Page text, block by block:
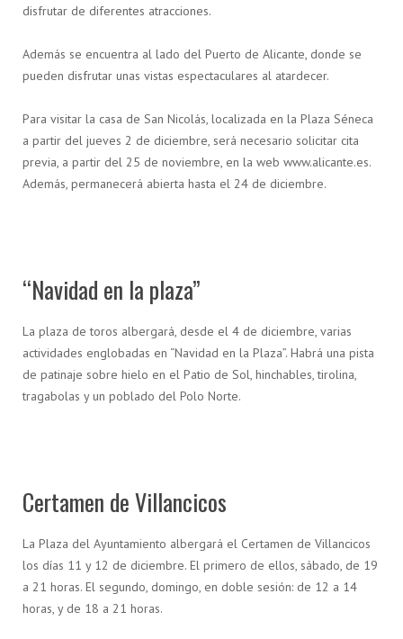
disfrutar de diferentes atracciones.
Además se encuentra al lado del Puerto de Alicante, donde se
pueden disfrutar unas vistas espectaculares al atardecer.
Para visitar la casa de San Nicolás, localizada en la Plaza Séneca
a partir del jueves 2 de diciembre, será necesario solicitar cita
previa, a partir del 25 de noviembre, en la web www.alicante.es.
Además, permanecerá abierta hasta el 24 de diciembre.
“Navidad en la plaza”
La plaza de toros albergará, desde el 4 de diciembre, varias
actividades englobadas en “Navidad en la Plaza”. Habrá una pista
de patinaje sobre hielo en el Patio de Sol, hinchables, tirolina,
tragabolas y un poblado del Polo Norte.
Certamen de Villancicos
La Plaza del Ayuntamiento albergará el Certamen de Villancicos
los días 11 y 12 de diciembre. El primero de ellos, sábado, de 19
a 21 horas. El segundo, domingo, en doble sesión: de 12 a 14
horas, y de 18 a 21 horas.